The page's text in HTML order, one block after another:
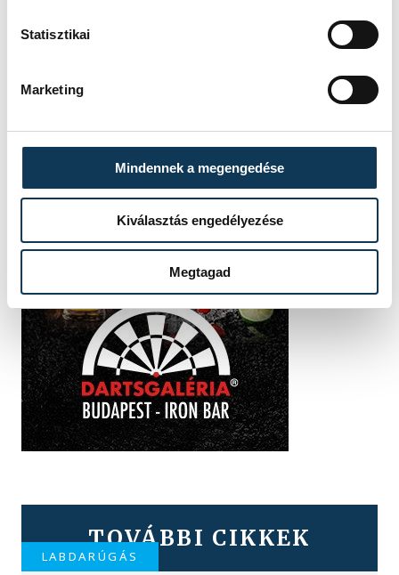
Statisztikai
Marketing
Mindennek a megengedése
Kiválasztás engedélyezése
Megtagad
TOVÁBBI CIKKEK
LABDARÚGÁS